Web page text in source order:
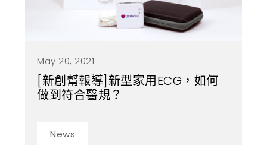
News
May 20, 2021
[新創幫報導]新型家用ECG，如何
做到符合醫規？